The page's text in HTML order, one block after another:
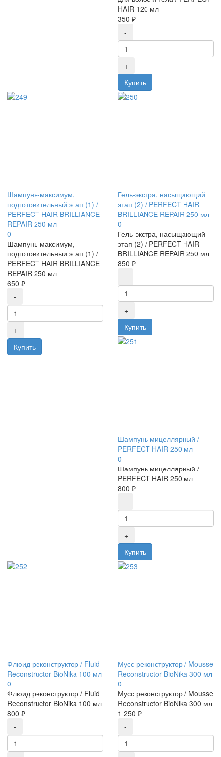
HAIR 120 мл
350 ₽
Шампунь-максимум,
подготовительный этап (1) /
PERFECT HAIR BRILLIANCE
REPAIR 250 мл
0
Шампунь-максимум,
подготовительный этап (1) /
PERFECT HAIR BRILLIANCE
REPAIR 250 мл
650 ₽
Гель-экстра, насыщающий
этап (2) / PERFECT HAIR
BRILLIANCE REPAIR 250 мл
0
Гель-экстра, насыщающий
этап (2) / PERFECT HAIR
BRILLIANCE REPAIR 250 мл
850 ₽
Шампунь мицеллярный /
PERFECT HAIR 250 мл
0
Шампунь мицеллярный /
PERFECT HAIR 250 мл
800 ₽
Флюид реконструктор / Fluid
Reconstructor BioNika 100 мл
0
Флюид реконструктор / Fluid
Reconstructor BioNika 100 мл
800 ₽
Мусс реконструктор / Mousse
Reconstructor BioNika 300 мл
0
Мусс реконструктор / Mousse
Reconstructor BioNika 300 мл
1 250 ₽